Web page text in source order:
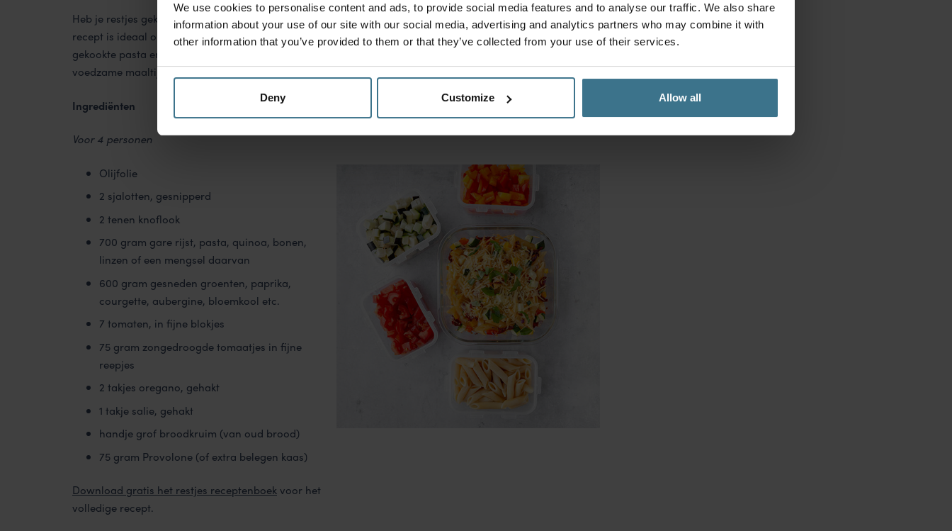
We use cookies to personalise content and ads, to provide social media features and to analyse our traffic. We also share
information about your use of our site with our social media, advertising and analytics partners who may combine it with
other information that you’ve provided to them or that they’ve collected from your use of their services.
Deny Customize Allow all
Heb je restjes gekookte rijst, pasta etc. over? Maak er deze heerlijke tomaten-groentetaartjes van! Dit
recept is ideaal om al je restjes te combineren tot een smakelijke en makkelijke maaltijd. Voeg je restje
gekookte pasta en overgebleven groente toe, samen met wat tomaatjes, en je hebt in een handomdraai een
voedzame maaltijd zonder verspilling.
Ingrediënten
Voor 4 personen
Olijfolie
2 sjalotten, gesnipperd
2 tenen knoflook
700 gram gare rijst, pasta, quinoa, bonen,
linzen of een mengsel daarvan
600 gram gesneden groenten, paprika,
courgette, aubergine, bloemkool etc.
7 tomaten, in fijne blokjes
75 gram zongedroogde tomaatjes in fijne
reepjes
2 takjes oregano, gehakt
1 takje salie, gehakt
handje grof broodkruim (van oud brood)
75 gram Provolone (of extra belegen kaas)
Download gratis het restjes receptenboekvoor het
volledige recept.